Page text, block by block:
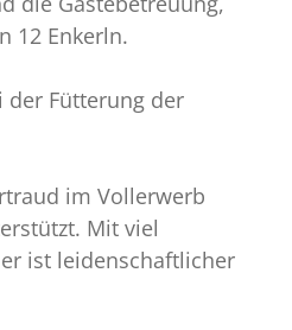
12 Enkerln.
der Fütterung der
im Vollerwerb
Mit viel
ist leidenschaftlicher